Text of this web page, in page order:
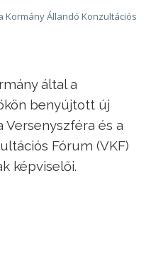
Kormány Állandó Konzultációs
által a
benyújtott új
és a
Fórum (VKF)
képviselői.